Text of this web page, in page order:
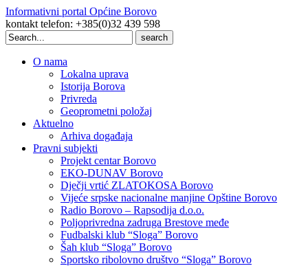
Informativni portal Općine Borovo
kontakt telefon: +385(0)32 439 598
Search
for:
O nama
Lokalna uprava
Istorija Borova
Privreda
Geoprometni položaj
Aktuelno
Arhiva događaja
Pravni subjekti
Projekt centar Borovo
EKO-DUNAV Borovo
Dječji vrtić ZLATOKOSA Borovo
Vijeće srpske nacionalne manjine Opštine Borovo
Radio Borovo – Rapsodija d.o.o.
Poljoprivredna zadruga Brestove međe
Fudbalski klub “Sloga” Borovo
Šah klub “Sloga” Borovo
Sportsko ribolovno društvo “Sloga” Borovo